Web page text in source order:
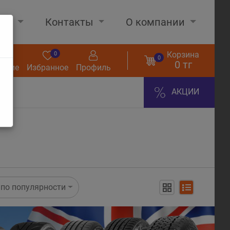
Контакты О компании
Избранное
0
Профиль
0 Корзина
0 тг
АКЦИИ
по популярности